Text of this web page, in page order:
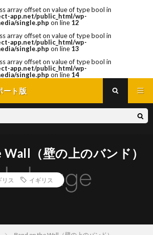
array offset on value of type bool in
app.net/public_html/wp-
single.php on line 12
array offset on value of type bool in
app.net/public_html/wp-
single.php on line 13
array offset on value of type bool in
app.net/public_html/wp-
single.php on line 14
ート版
（壁の上のバンド）
リス イギリス